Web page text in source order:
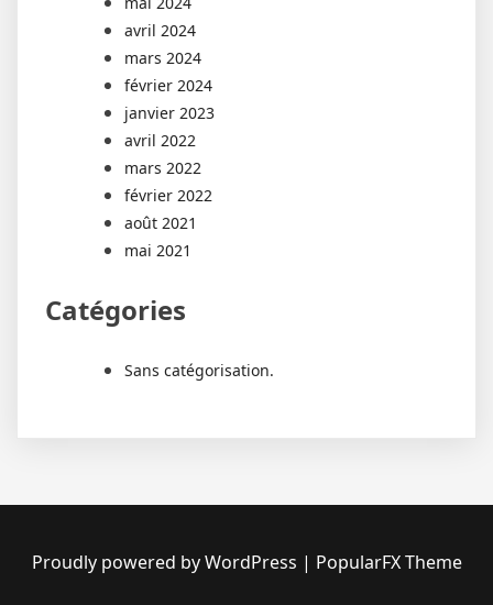
avril 2024
mars 2024
février 2024
janvier 2023
avril 2022
mars 2022
février 2022
août 2021
mai 2021
Catégories
Sans catégorisation.
Proudly powered by WordPress | PopularFX Theme